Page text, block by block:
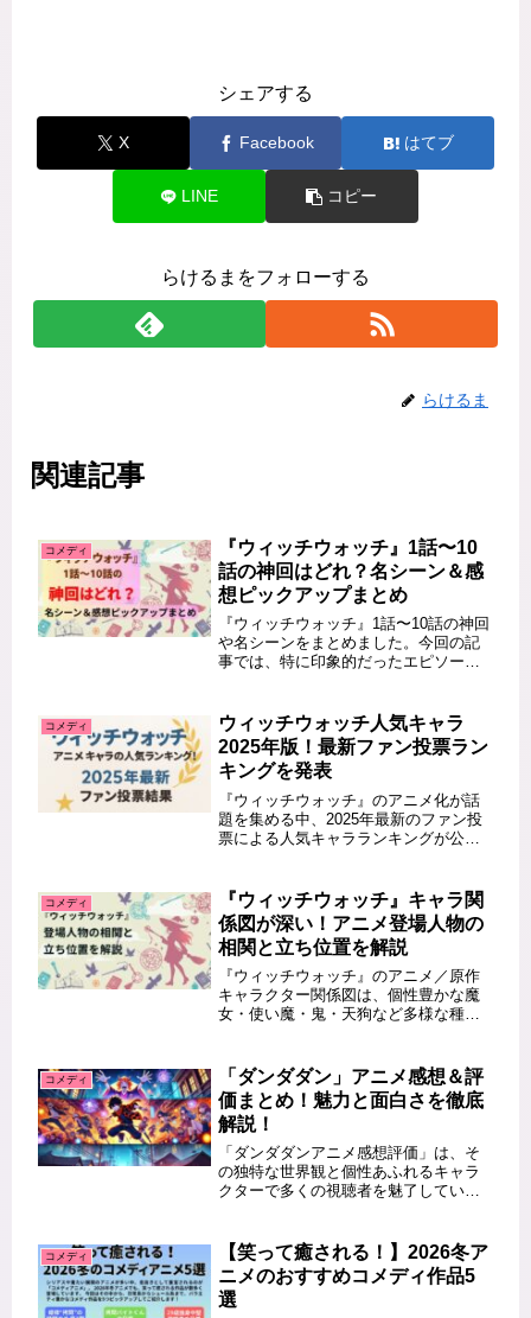
シェアする
X Facebook はてブ
LINE コピー
らけるまをフォローする
らけるま
関連記事
コメディ
『ウィッチウォッチ』1話〜10
話の神回はどれ？名シーン＆感
想ピックアップまとめ
『ウィッチウォッチ』1話〜10話の神回
や名シーンをまとめました。今回の記
事では、特に印象的だったエピソード
トの物語が展開する中で、至高の“神
回”はどれなのか？それぞれの見ど...
コメディ
ウィッチウォッチ人気キャラ
2025年版！最新ファン投票ラン
キングを発表
『ウィッチウォッチ』のアニメ化が話
題を集める中、2025年最新のファン投
票による人気キャラランキングが公開
キング 2025年最新ファン投票結果」
のキーワードで検索する方に向...
コメディ
『ウィッチウォッチ』キャラ関
係図が深い！アニメ登場人物の
相関と立ち位置を解説
『ウィッチウォッチ』のアニメ／原作
キャラクター関係図は、個性豊かな魔
女・使い魔・鬼・天狗など多様な種族
係性が一目で整理できる強力な手がか
りになります。本記事では、幼馴染か
ら...
コメディ
「ダンダダン」アニメ感想＆評
価まとめ！魅力と面白さを徹底
解説！
「ダンダダンアニメ感想評価」は、そ
の独特な世界観と個性あふれるキャラ
クターで多くの視聴者を魅了していま
面白さの秘密に迫ります。初めて視聴
する方も、すでに楽しんでいる方も必
見...
コメディ
【笑って癒される！】2026冬ア
ニメのおすすめコメディ作品5
選